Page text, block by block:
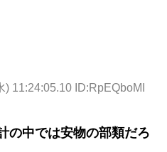
) 11:24:05.10 ID:RpEQboMI
の中では安物の部類だろ